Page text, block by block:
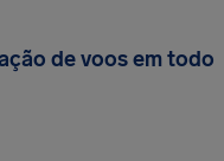
de voos em todo